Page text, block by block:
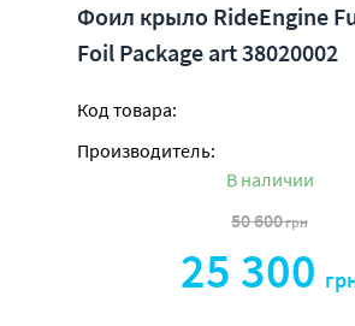
Фоил крыло RideEngine
Foil Package art 38020002
Код товара:
Производитель:
В наличии
50 600грн
25 300